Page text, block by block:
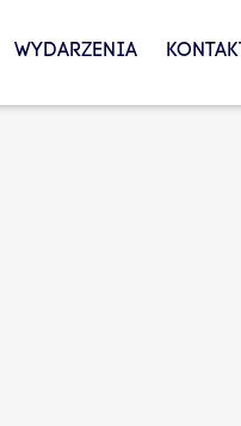
WYDARZENIA KONTAKT